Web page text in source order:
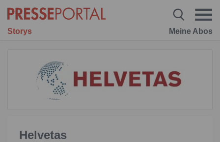
Storys Meine Abos
Helvetas